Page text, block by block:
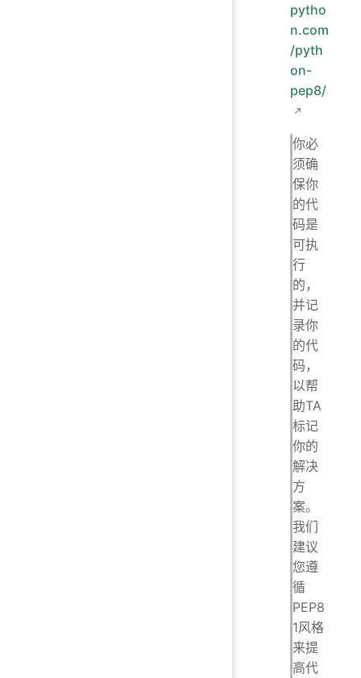
pytho
n.com
/pyth
on-
pep8/
你必
须确
保你
的代
码是
可执
行
的，
并记
录你
的代
码，
以帮
助TA
标记
你的
解决
方
案。
我们
建议
您遵
循
PEP8
1风格
来提
高代